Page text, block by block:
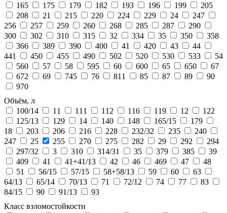
165
175 179 182 193 196 199
205
208
21 215 220 224 229 24
247
256
257 259 260 268 285 287
290
300
302 310 315 32 334 35 350
358
366
389 390 400 41 420 43
44
441
450 455 490 502 520 530 533
54
560
57 58 595 60 600 65 650
67
672
69 745 76 811 85 87 89
90
970
Объём, л
100/14
11 111 112 116 119 12
122
125/13
129 14 140 148 165/15
179
18
203 206 216 228 232/32 235
240
247
25 255 270 275 282 29 292
294
297/32
3 310 314/31 35 379 385
39
409
41 41+41/13 42 46 469 47
48
51
56/15 57/15 58+58/13 59 60
63
64/13
65/14 70/13 71 72/12 74 77
83
84/15
90 91/13
93
Класс взломостойкости